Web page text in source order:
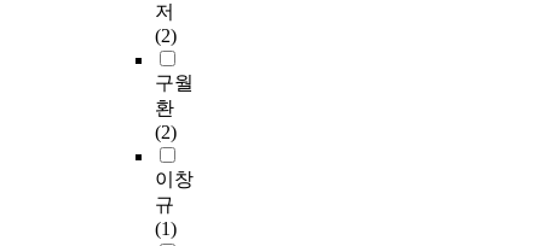
저
(2)
구월
환
(2)
이창
규
(1)